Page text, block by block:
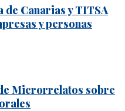
de Canarias y TITSA
y personas
Microrrelatos sobre